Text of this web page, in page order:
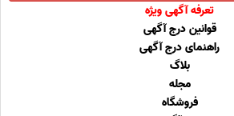
تعرفه آگهی ویژه
قوانین درج آگهی
راهنمای درج آگهی
بلاگ
مجله
فروشگاه